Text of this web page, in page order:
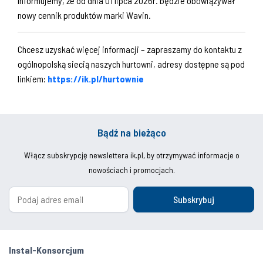
nowy cennik produktów marki Wavin.
Chcesz uzyskać więcej informacji – zapraszamy do kontaktu z
ogólnopolską siecią naszych hurtowni, adresy dostępne są pod
linkiem: https://ik.pl/hurtownie
Bądź na bieżąco
Włącz subskrypcję newslettera ik.pl, by otrzymywać informacje o
nowościach i promocjach.
Subskrybuj
Instal-Konsorcjum